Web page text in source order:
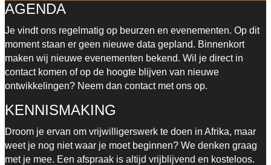
AGENDA
Je vindt ons regelmatig op beurzen en evenementen. Op dit
moment staan er geen nieuwe data gepland. Binnenkort
maken wij nieuwe evenementen bekend. Wil je direct in
contact komen of op de hoogte blijven van nieuwe
ontwikkelingen? Neem dan contact met ons op.
KENNISMAKING
Droom je ervan om vrijwilligerswerk te doen in Afrika, maar
weet je nog niet waar je moet beginnen? We denken graag
met je mee. Een afspraak is altijd vrijblijvend en kosteloos.